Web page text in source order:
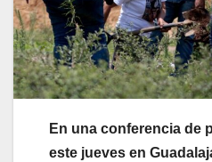
En una conferencia de
este jueves en